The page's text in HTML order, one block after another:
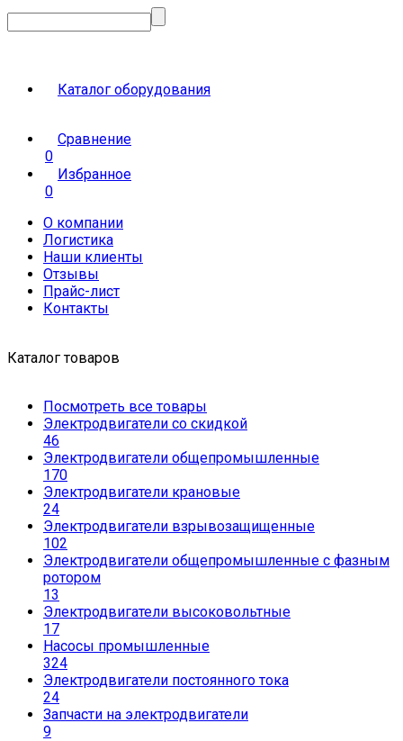
Каталог оборудования
Сравнение
0
Избранное
0
О компании
Логистика
Наши клиенты
Отзывы
Прайс-лист
Контакты
Каталог товаров
Посмотреть все товары
Электродвигатели со скидкой
46
Электродвигатели общепромышленные
170
Электродвигатели крановые
24
Электродвигатели взрывозащищенные
102
Электродвигатели общепромышленные с фазным
ротором
13
Электродвигатели высоковольтные
17
Насосы промышленные
324
Электродвигатели постоянного тока
24
Запчасти на электродвигатели
9